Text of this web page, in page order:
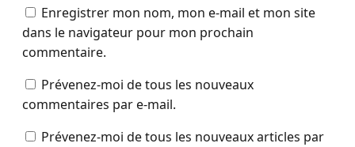
Enregistrer mon nom, mon e-mail et mon site
dans le navigateur pour mon prochain
commentaire.
Prévenez-moi de tous les nouveaux
commentaires par e-mail.
Prévenez-moi de tous les nouveaux articles par